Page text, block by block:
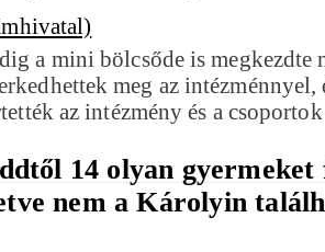
a mini bölcsőde is megkezdte
meg az intézménnyel,
az intézmény és a
14 olyan
nem a Károlyin